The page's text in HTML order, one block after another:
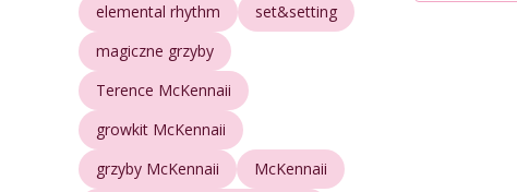
elemental rhythm
set&setting
magiczne grzyby
Terence McKennaii
growkit McKennaii
grzyby McKennaii
McKennaii